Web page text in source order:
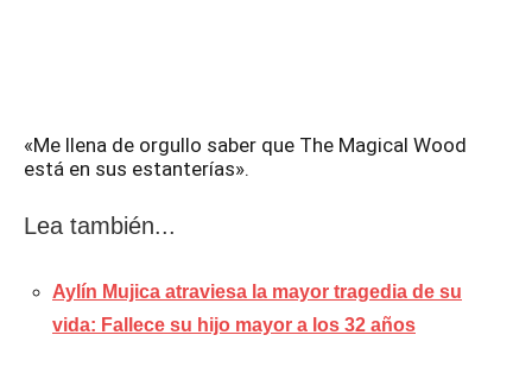
«Me llena de orgullo saber que The Magical Wood
está en sus estanterías».
Lea también...
Aylín Mujica atraviesa la mayor tragedia de su
vida: Fallece su hijo mayor a los 32 años